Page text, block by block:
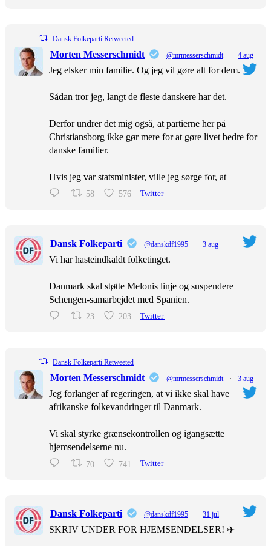
Dansk Folkeparti Retweeted
Morten Messerschmidt @mrmesserschmidt · 4 aug
Jeg elsker min familie. Og jeg vil gøre alt for dem.
Sådan tror jeg, langt de fleste danskere har det.
Derfor undrer det mig også, at partierne her på
Christiansborg ikke gør mere for at gøre livet bedre for
danske familier.
Hvis jeg var statsminister, ville jeg sørge for, at
58 576 Twitter
Dansk Folkeparti @danskdf1995 · 3 aug
Vi har hasteindkaldt folketinget.
Danmark skal støtte Melonis linje og suspendere
Schengen-samarbejdet med Spanien.
23 203 Twitter
Dansk Folkeparti Retweeted
Morten Messerschmidt @mrmesserschmidt · 3 aug
Jeg forlanger af regeringen, at vi ikke skal have
afrikanske folkevandringer til Danmark.
Vi skal styrke grænsekontrollen og igangsætte
hjemsendelserne nu.
70 741 Twitter
Dansk Folkeparti @danskdf1995 · 31 jul
SKRIV UNDER FOR HJEMSENDELSER! ✈️